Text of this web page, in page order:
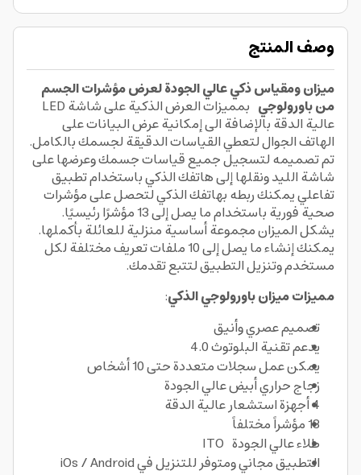
وصف المنتج
ميزان ومقياس ذكي عالي الجودة لعرض مؤشرات الجسم
من باورولوجي بمميزات العرض الذكية على شاشة LED
عالية الدقة بالإضافة الى إمكانية عرض البيانات على
الهاتف الجوال لتعطي القياسات الدقيقة لجسمك بالكامل.
تم تصميمه لتسجيل جميع قياسات جسمك وعرضها على
شاشة الليد ونقلها إلى هاتفك الذكي باستخدام تطبيق
تفاعلي يمكنك ربطه بهاتفك الذكي لتحصل على مؤشرات
صحية فورية باستخدام ما يصل إلى 13 مؤشرًا رئيسيًا.
يشكل الميزان مجموعة أساسية منزلية للعائلة بأكملها.
يمكنك إنشاء ما يصل إلى 10 ملفات تعريف مختلفة لكل
مستخدم وتنزيل التطبيق لتتبع تقدمك.
مميزات ميزان باورولوجي الذكي:
تصميم عصري وأنيق
يدعم تقنية البلوتوث 4.0
يمكن عمل سجلات متعددة حتى 10 أشخاص
زجاج حراري أبيض عالي الجودة
4 أجهزة استشعار عالية الدقة
13 مؤشراً مختلفاً
طلاء عالي الجودة ITO
التطبيق مجاني ومتوفر للتنزيل في iOs / Android